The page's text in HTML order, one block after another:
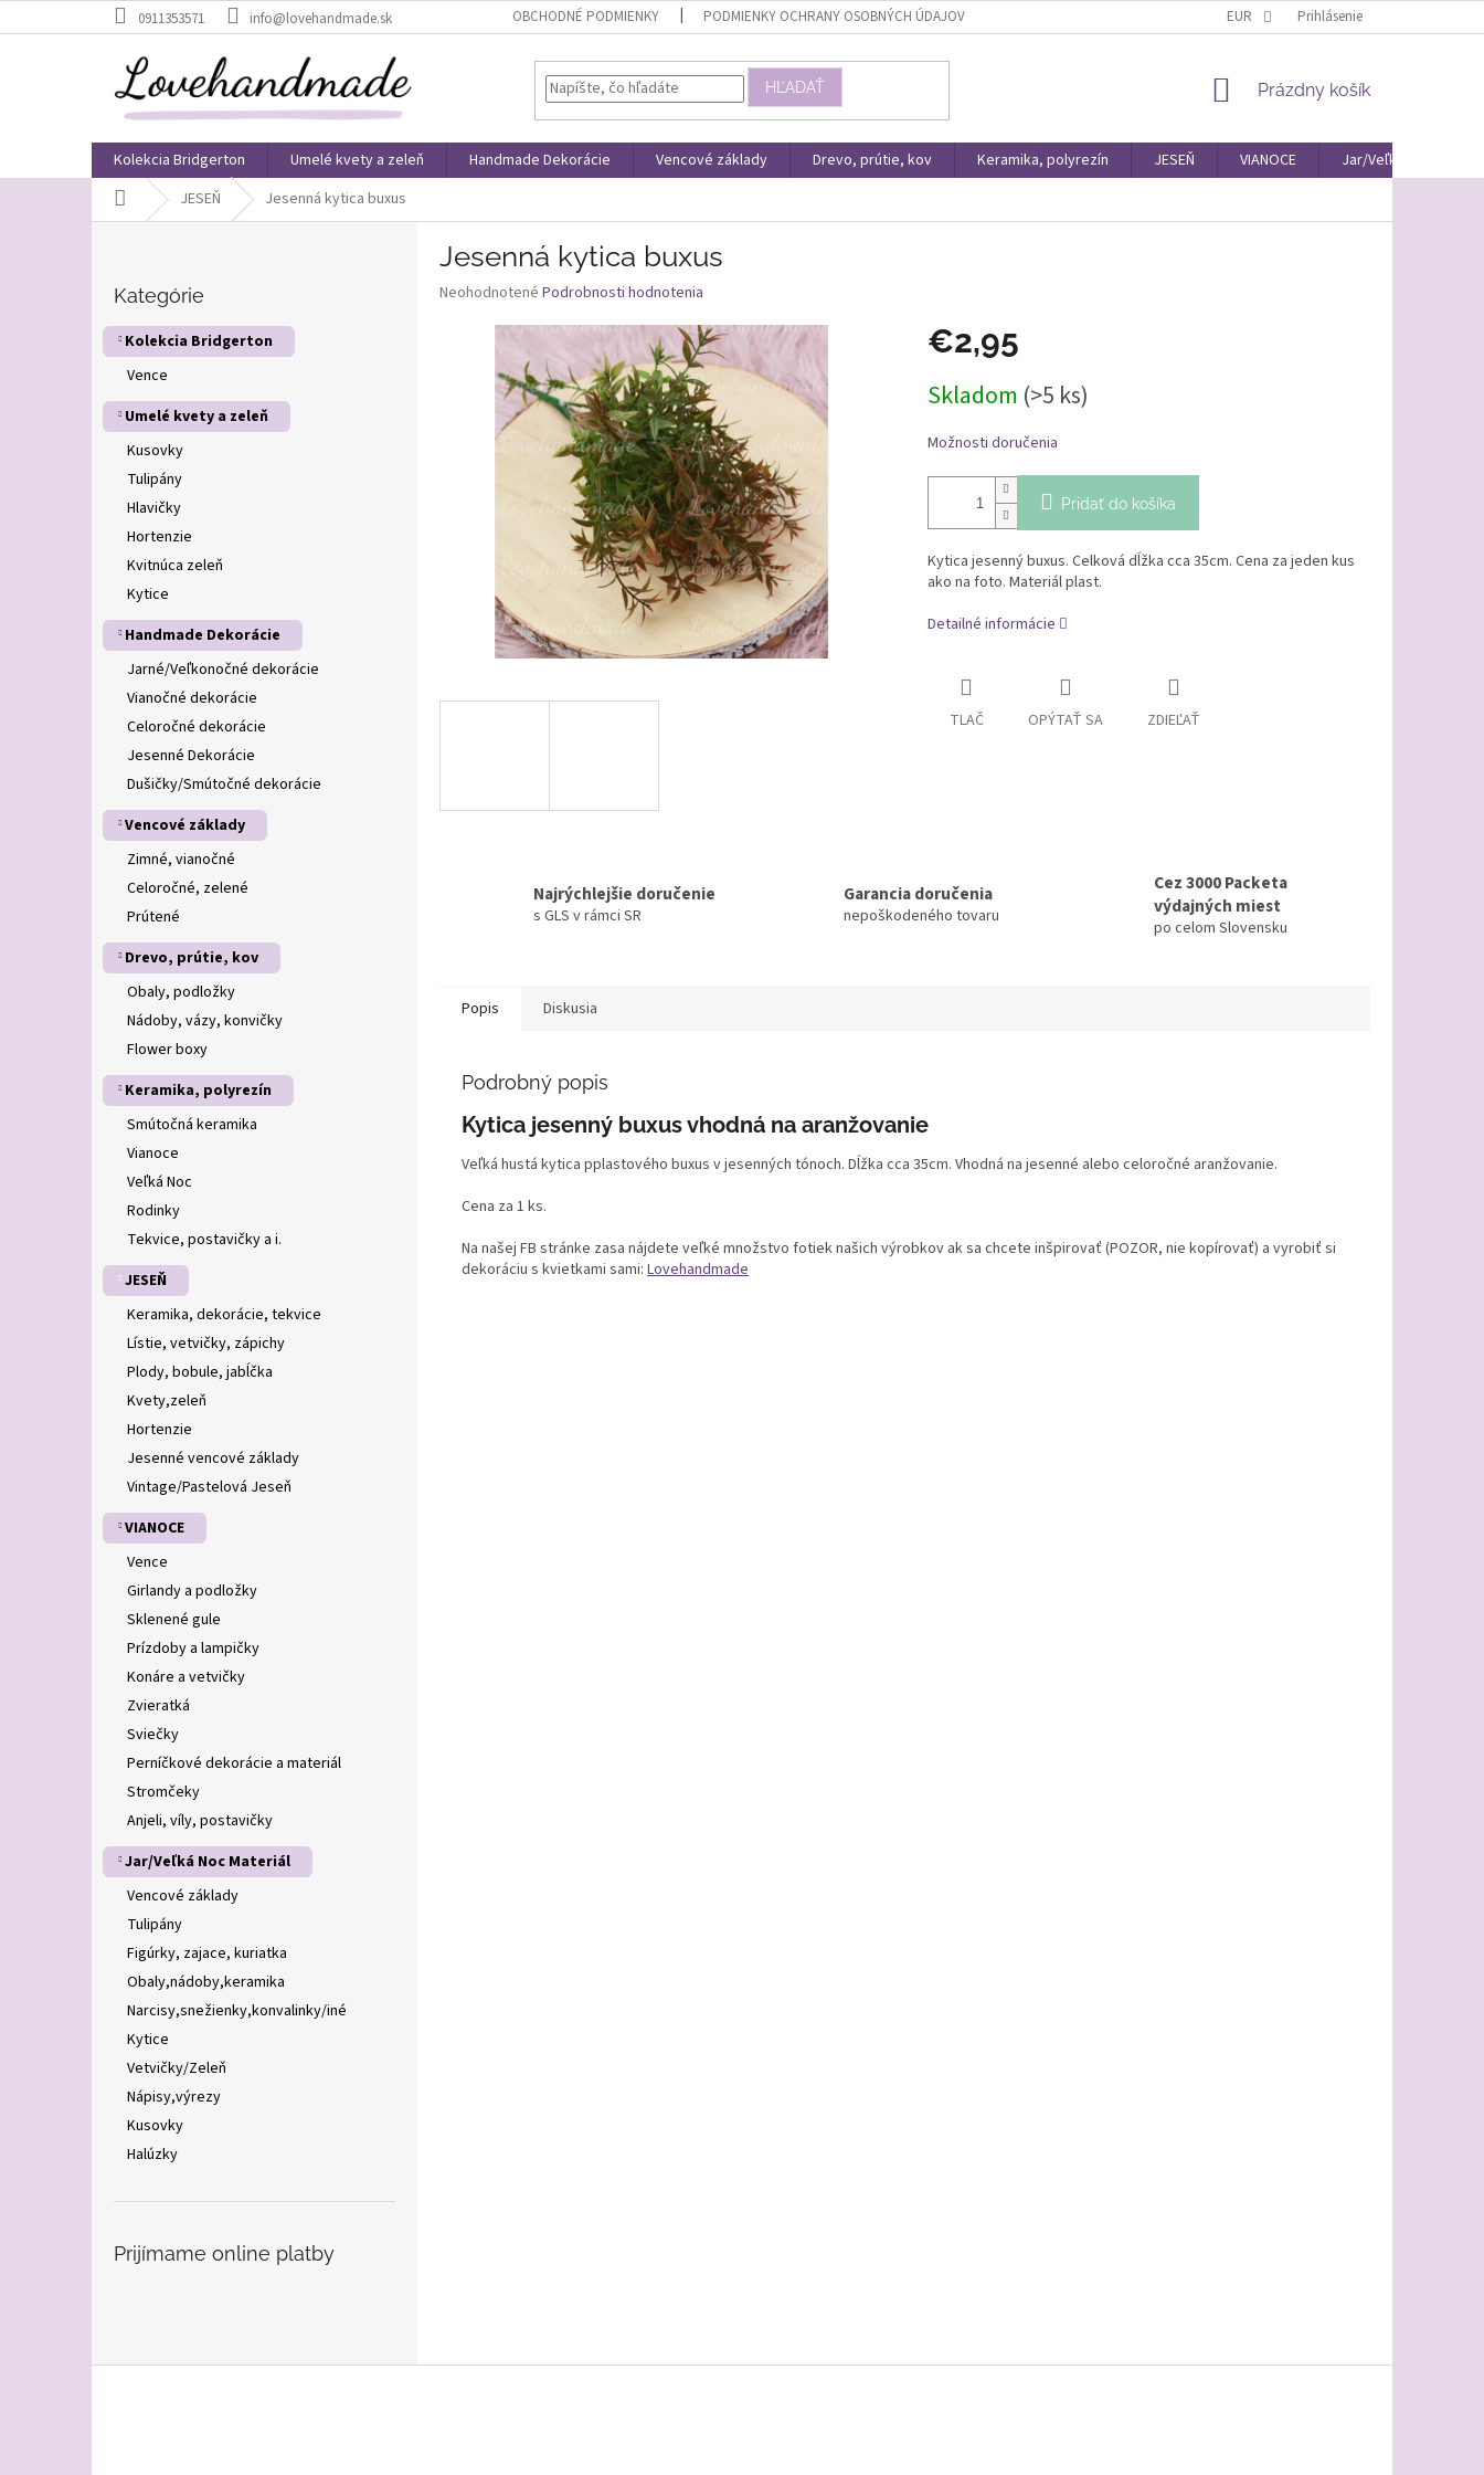
na
0911353571 info@lovehandmade.sk OBCHODNÉ PODMIENKY PODMIENKY OCHRANY OSOBNÝCH ÚDAJOV EUR Prihlásenie
HĽADAŤ
NÁKUPNÝ
Prázdny košík
Kolekcia Bridgerton Umelé kvety a zeleň Handmade Dekorácie Vencové základy Drevo, prútie, kov Keramika, polyrezín JESEŇ VIANOCE
Jar/Veľká Noc
Domov JESEŇ Jesenná kytica buxus
p
n
e
kategórie
Kategórie
Kolekcia Bridgerton
Vence
Umelé kvety a zeleň
Kusovky
Tulipány
Hlavičky
Hortenzie
Kvitnúca zeleň
Kytice
Handmade Dekorácie
Jarné/Veľkonočné dekorácie
Vianočné dekorácie
Celoročné dekorácie
Jesenné Dekorácie
Dušičky/Smútočné dekorácie
Vencové základy
Zimné, vianočné
Celoročné, zelené
Prútené
Drevo, prútie, kov
Obaly, podložky
Nádoby, vázy, konvičky
Flower boxy
Keramika, polyrezín
Smútočná keramika
Vianoce
Veľká Noc
Rodinky
Tekvice, postavičky a i.
JESEŇ
Keramika, dekorácie, tekvice
Lístie, vetvičky, zápichy
Plody, bobule, jabĺčka
Kvety,zeleň
Hortenzie
Jesenné vencové základy
Vintage/Pastelová Jeseň
VIANOCE
Vence
Girlandy a podložky
Sklenené gule
Prízdoby a lampičky
Konáre a vetvičky
Zvieratká
Sviečky
Perníčkové dekorácie a materiál
Stromčeky
Anjeli, víly, postavičky
Jar/Veľká Noc Materiál
Vencové základy
Tulipány
Figúrky, zajace, kuriatka
Obaly,nádoby,keramika
Narcisy,snežienky,konvalinky/iné
Kytice
Vetvičky/Zeleň
Nápisy,výrezy
Kusovky
Halúzky
Prijímame online platby
Jesenná kytica buxus
Priemerné
hviezdičiek.
Neohodnotené Podrobnosti hodnotenia
€2,95
cena:
Skladom (>5 ks)
Možnosti doručenia
Pridať do košíka
Kytica jesenný buxus. Celková dĺžka cca 35cm. Cena za jeden kus
ako na foto. Materiál plast.
Detailné informácie
TLAČ OPÝTAŤ SA ZDIEĽAŤ
Najrýchlejšie doručenie
s GLS v rámci SR
Garancia doručenia
nepoškodeného tovaru
Cez 3000 Packeta
výdajných miest
po celom Slovensku
Popis Diskusia
Podrobný popis
Kytica jesenný buxus vhodná na aranžovanie
Veľká hustá kytica pplastového buxus v jesenných tónoch. Dĺžka cca 35cm. Vhodná na jesenné alebo celoročné aranžovanie.
Cena za 1 ks.
Na našej FB stránke zasa nájdete veľké množstvo fotiek našich výrobkov ak sa chcete inšpirovať (POZOR, nie kopírovať) a vyrobiť si
dekoráciu s kvietkami sami: Lovehandmade